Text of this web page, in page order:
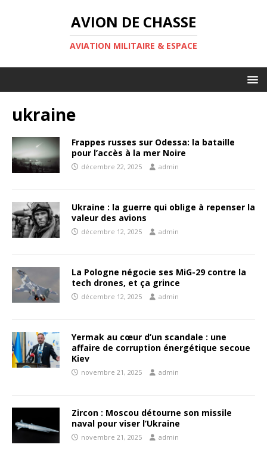
AVION DE CHASSE
AVIATION MILITAIRE & ESPACE
ukraine
Frappes russes sur Odessa: la bataille
pour l’accès à la mer Noire
décembre 22, 2025 admin
Ukraine : la guerre qui oblige à repenser la
valeur des avions
décembre 12, 2025 admin
La Pologne négocie ses MiG-29 contre la
tech drones, et ça grince
décembre 12, 2025 admin
Yermak au cœur d’un scandale : une
affaire de corruption énergétique secoue
Kiev
novembre 21, 2025 admin
Zircon : Moscou détourne son missile
naval pour viser l’Ukraine
novembre 21, 2025 admin